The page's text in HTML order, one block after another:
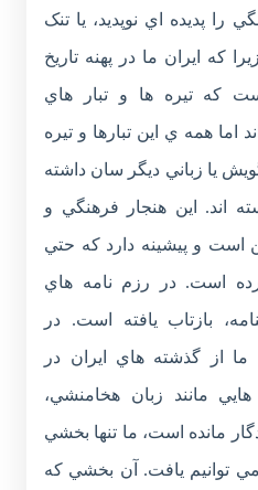
را پديده اي نوپديد، يا تنک
که ايران ما در پهنه تاريخ
که تيره ها و تبار هاي
اما همه ي اين تبارها و تيره
يا زباني ديگر سان داشته
اند. اين هنجار فرهنگي و
است و پيشينه دارد که حتي
است. در رزم نامه هاي
بازتاب يافته است. در
ما از گذشته هاي ايران در
مانند زبان هخامنشي،
مانده است، ما تنها بخشي
مي توانيم يافت. آن بخشي که